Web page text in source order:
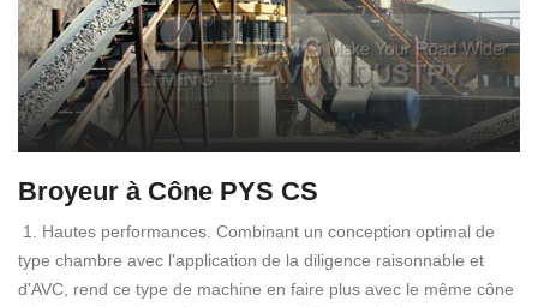
Broyeur à Cône PYS CS
1. Hautes performances. Combinant un conception optimal de
type chambre avec l'application de la diligence raisonnable et
d'AVC, rend ce type de machine en faire plus avec le même cône